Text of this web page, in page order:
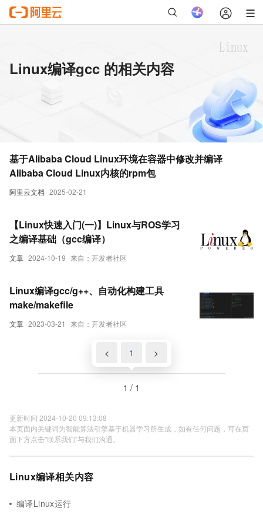
Linux编译gcc 的相关内容
阿里云文档 2025-02-21
基于Alibaba Cloud Linux环境在容器中修改并编译
Alibaba Cloud Linux内核的rpm包
文章 2024-10-19 来自：开发者社区
【Linux快速入门(一)】Linux与ROS学习
之编译基础（gcc编译）
文章 2023-03-21 来自：开发者社区
Linux编译gcc/g++、自动化构建工具
make/makefile
< 1 >
1 / 1
更新时间 2024-10-20 09:13:08
本页面内关键词为智能算法引擎基于机器学习所生成，如有任何问题，可在页
面下方点击"联系我们"与我们沟通。
Linux编译相关内容
编译Linux运行